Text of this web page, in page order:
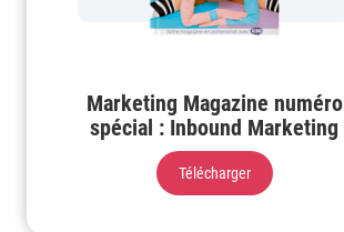
Marketing Magazine numéro
spécial : Inbound Marketing
Télécharger